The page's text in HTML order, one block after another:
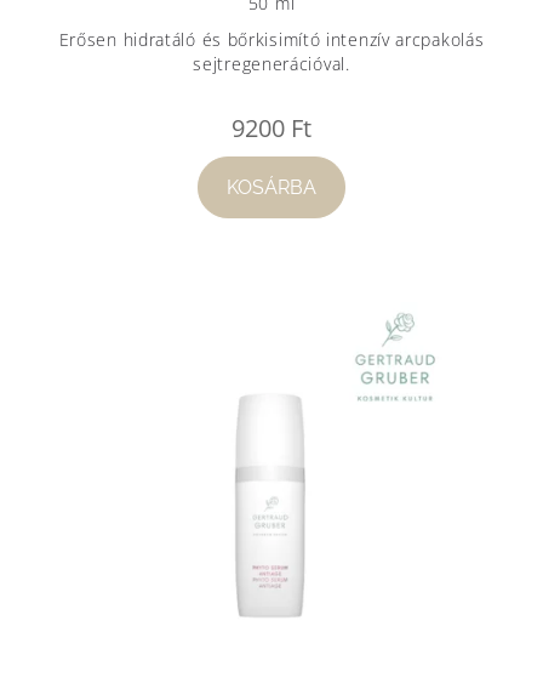
Erősen hidratáló és bőrkisimító intenzív arcpakolás
sejtregenerációval.
9200 Ft
KOSÁRBA